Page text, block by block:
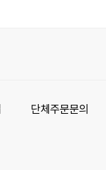
단체주문문의